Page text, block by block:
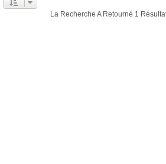
La Recherche A Retourné 1